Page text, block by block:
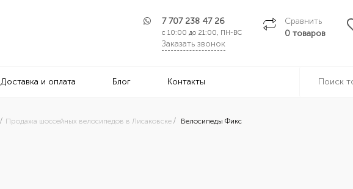
7 707 238 47 26
с 10:00 до 21:00, ПН-ВС
Заказать звонок
Сравнить
0 товаров
Доставка и оплата Блог Контакты
Продажа шоссейных велосипедов в Лисаковске Велосипеды Фикс